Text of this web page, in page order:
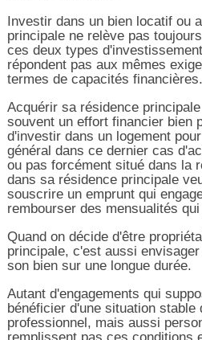
Investir dans un bien locatif ou
principale ne relève pas
ces deux types
répondent pas aux mêmes
termes de capacités financières.
Acquérir sa résidence
souvent un effort financier bien
d'investir dans un logement
général dans ce dernier cas
ou pas forcément situé dans la
dans sa résidence principale
souscrire un emprunt qui
rembourser des mensualités
Quand on décide d'être
principale, c'est aussi
son bien sur une longue durée.
Autant d'engagements qui
bénéficier d'une situation stable
professionnel, mais aussi
remplissent pas ces conditions